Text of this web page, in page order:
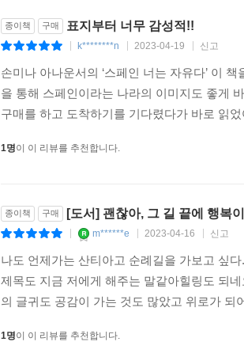
종이책 구매 표지부터 너무 감성적!!
k********n 2023-04-19 신고
손미나 아나운서의 ‘스페인 너는 자유다’ 이
을 통해 스페인이라는 나라의 이미지도 좋게
구매를 하고 도착하기를 기다렸다가 바로 읽
1명이 이 리뷰를 추천합니다.
종이책 구매 [도서] 괜찮아, 그 길 끝에 행복
m******e 2023-04-16 신고
나도 언제가는 산티아고 순례길을 가보고 싶
제목도 지금 저에게 해주는 말같아힐링도 되
의 글귀도 공감이 가는 것도 많았고 위로가
1명이 이 리뷰를 추천합니다.